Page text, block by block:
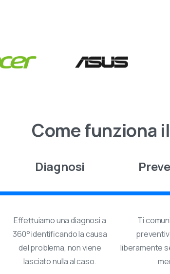
Comefunziona il
Diagnosi
Effettuiamo una diagnosi a
360° identificando la causa
del problema, non viene
lasciato nulla al caso.
Ti
liberamente
Oltre 50.000
disponibili. Scegli
Assistenza
Disponibilità
Ritiro in